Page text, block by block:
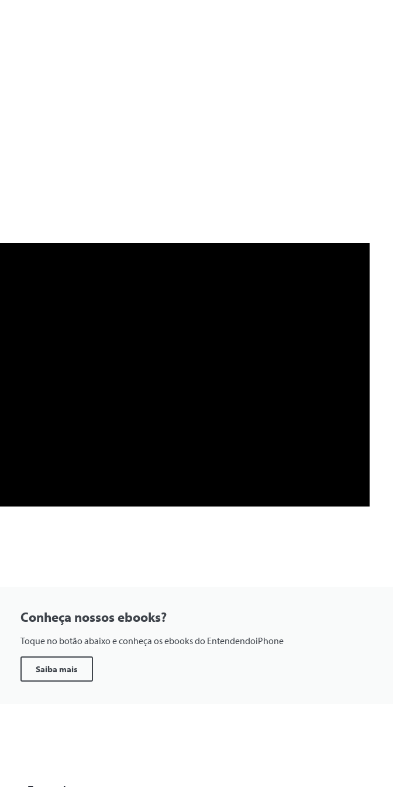
Conheça nossos ebooks?
Toque no botão abaixo e conheça os ebooks do EntendendoiPhone
Saiba mais